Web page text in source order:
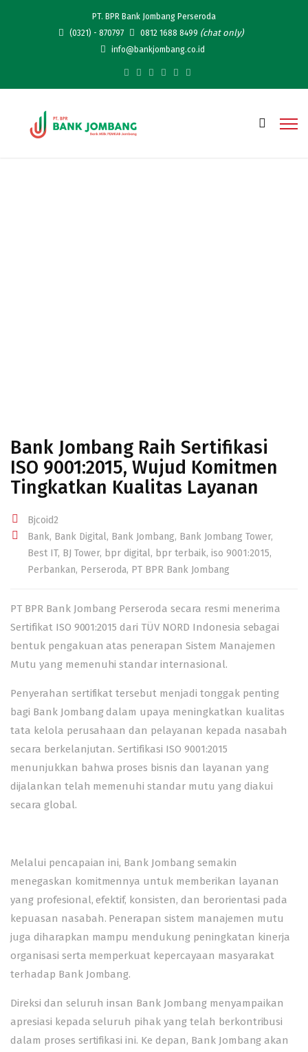
PT. BPR Bank Jombang Perseroda
(0321) - 870797
0812 1688 8499 (chat only)
info@bankjombang.co.id
Bank Jombang Raih Sertifikasi
ISO 9001:2015, Wujud Komitmen
Tingkatkan Kualitas Layanan
Bjcoid2
Bank, Bank Digital, Bank Jombang, Bank Jombang Tower,
Best IT, BJ Tower, bpr digital, bpr terbaik, iso 9001:2015,
Perbankan, Perseroda, PT BPR Bank Jombang
PT BPR Bank Jombang Perseroda secara resmi menerima
Sertifikat ISO 9001:2015 dari TÜV NORD Indonesia sebagai
bentuk pengakuan atas penerapan Sistem Manajemen
Mutu yang memenuhi standar internasional.
Penyerahan sertifikat tersebut menjadi tonggak penting
bagi Bank Jombang dalam upaya meningkatkan kualitas
tata kelola perusahaan dan pelayanan kepada nasabah
secara berkelanjutan. Sertifikasi ISO 9001:2015
menunjukkan bahwa proses bisnis dan layanan yang
dijalankan telah memenuhi standar mutu yang diakui
secara global.
Melalui pencapaian ini, Bank Jombang semakin
menegaskan komitmennya untuk memberikan layanan
yang profesional, efektif, konsisten, dan berorientasi pada
kepuasan nasabah. Penerapan sistem manajemen mutu
juga diharapkan mampu mendukung peningkatan kinerja
organisasi serta memperkuat kepercayaan masyarakat
terhadap Bank Jombang.
Direksi dan seluruh insan Bank Jombang menyampaikan
apresiasi kepada seluruh pihak yang telah berkontribusi
dalam proses sertifikasi ini. Ke depan, Bank Jombang akan